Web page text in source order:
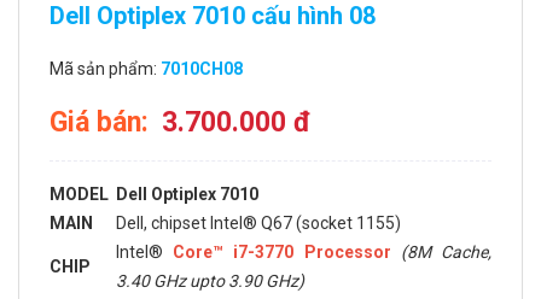
Dell Optiplex 7010 cấu hình 08
Mã sản phẩm: 7010CH08
Giá bán: 3.700.000 đ
MODEL Dell Optiplex 7010
MAIN
Dell, chipset Intel® Q67 (socket 1155)
CHIP
Intel® Core™ i7-3770 Processor
(8M Cache,
3.40 GHz upto 3.90 GHz)